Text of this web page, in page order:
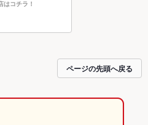
はコチラ！
ページの先頭へ戻る